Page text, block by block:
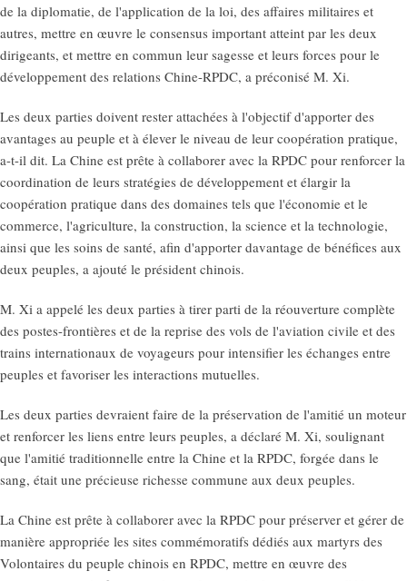
de la diplomatie, de l'application de la loi, des affaires militaires et
autres, mettre en œuvre le consensus important atteint par les deux
dirigeants, et mettre en commun leur sagesse et leurs forces pour le
développement des relations Chine-RPDC, a préconisé M. Xi.
Les deux parties doivent rester attachées à l'objectif d'apporter des
avantages au peuple et à élever le niveau de leur coopération pratique,
a-t-il dit. La Chine est prête à collaborer avec la RPDC pour renforcer la
coordination de leurs stratégies de développement et élargir la
coopération pratique dans des domaines tels que l'économie et le
commerce, l'agriculture, la construction, la science et la technologie,
ainsi que les soins de santé, afin d'apporter davantage de bénéfices aux
deux peuples, a ajouté le président chinois.
M. Xi a appelé les deux parties à tirer parti de la réouverture complète
des postes-frontières et de la reprise des vols de l'aviation civile et des
trains internationaux de voyageurs pour intensifier les échanges entre
peuples et favoriser les interactions mutuelles.
Les deux parties devraient faire de la préservation de l'amitié un moteur
et renforcer les liens entre leurs peuples, a déclaré M. Xi, soulignant
que l'amitié traditionnelle entre la Chine et la RPDC, forgée dans le
sang, était une précieuse richesse commune aux deux peuples.
La Chine est prête à collaborer avec la RPDC pour préserver et gérer de
manière appropriée les sites commémoratifs dédiés aux martyrs des
Volontaires du peuple chinois en RPDC, mettre en œuvre des